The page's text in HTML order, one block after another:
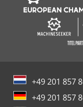
+49 201 857
+49 201 857